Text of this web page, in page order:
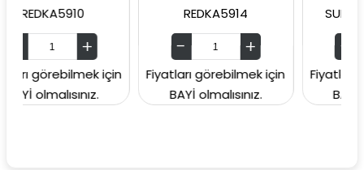
için
REDKA5914
Fiyatları görebilmek için
BAYİ olmalısınız.
Fiyatları
BAYİ